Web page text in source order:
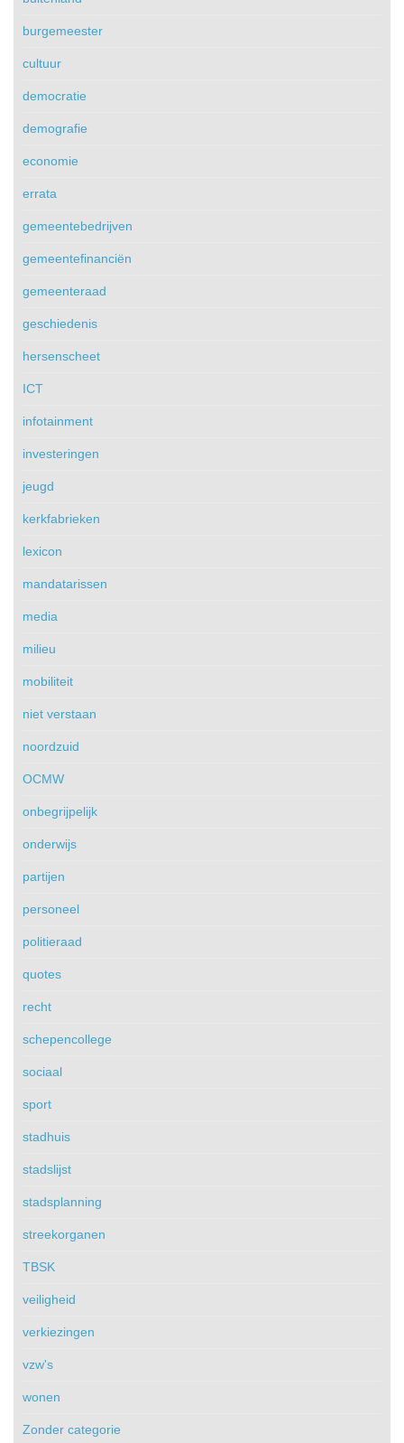
burgemeester
cultuur
democratie
demografie
economie
errata
gemeentebedrijven
gemeentefinanciën
gemeenteraad
geschiedenis
hersenscheet
ICT
infotainment
investeringen
jeugd
kerkfabrieken
lexicon
mandatarissen
media
milieu
mobiliteit
niet verstaan
noordzuid
OCMW
onbegrijpelijk
onderwijs
partijen
personeel
politieraad
quotes
recht
schepencollege
sociaal
sport
stadhuis
stadslijst
stadsplanning
streekorganen
TBSK
veiligheid
verkiezingen
vzw's
wonen
Zonder categorie